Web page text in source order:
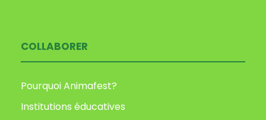
COLLABORER
Pourquoi Animafest?
Institutions éducatives